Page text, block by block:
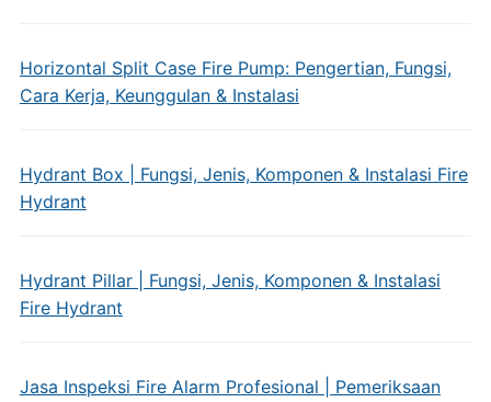
Horizontal Split Case Fire Pump: Pengertian, Fungsi,
Cara Kerja, Keunggulan & Instalasi
Hydrant Box | Fungsi, Jenis, Komponen & Instalasi Fire
Hydrant
Hydrant Pillar | Fungsi, Jenis, Komponen & Instalasi
Fire Hydrant
Jasa Inspeksi Fire Alarm Profesional | Pemeriksaan